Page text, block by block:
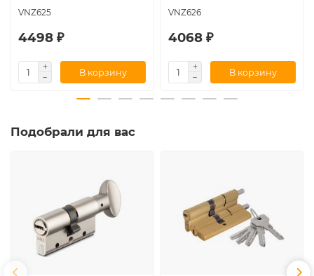
VNZ625
4498 ₽
В корзину
VNZ626
4068 ₽
В корзину
Подобрали для вас